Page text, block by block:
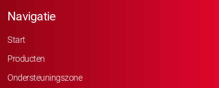
Navigatie
Start
Producten
Ondersteuningszone